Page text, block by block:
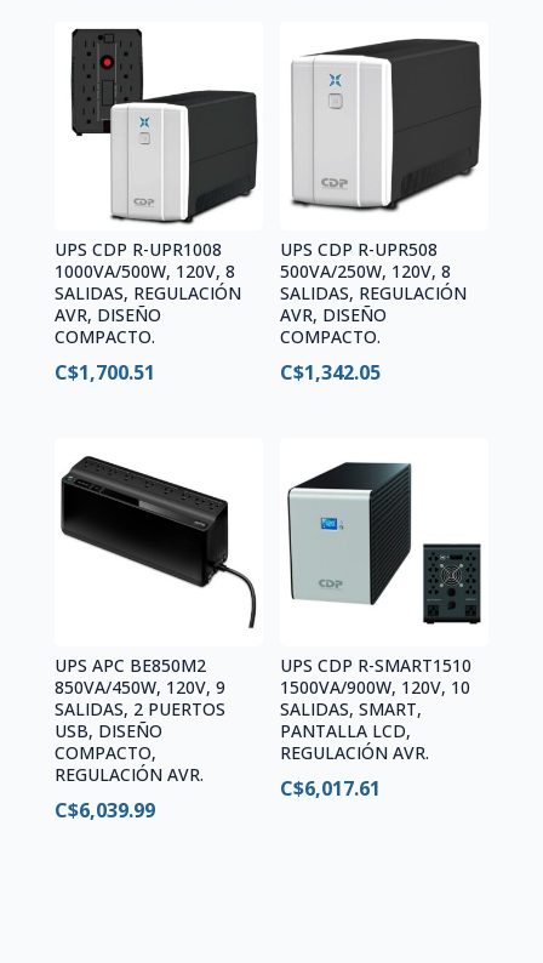
UPS CDP R-UPR1008
1000VA/500W, 120V, 8
SALIDAS, REGULACIÓN
AVR, DISEÑO
COMPACTO.
C$1,700.51
UPS CDP R-UPR508
500VA/250W, 120V, 8
SALIDAS, REGULACIÓN
AVR, DISEÑO
COMPACTO.
C$1,342.05
UPS APC BE850M2
850VA/450W, 120V, 9
SALIDAS, 2 PUERTOS
USB, DISEÑO
COMPACTO,
REGULACIÓN AVR.
C$6,039.99
UPS CDP R-SMART1510
1500VA/900W, 120V, 10
SALIDAS, SMART,
PANTALLA LCD,
REGULACIÓN AVR.
C$6,017.61